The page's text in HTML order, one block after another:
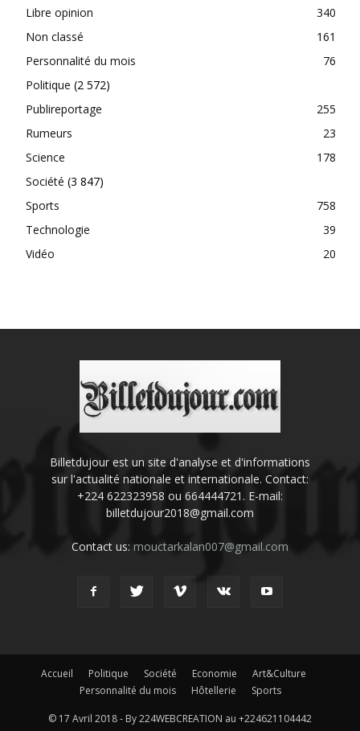
Libre opinion
340
Non classé
161
Personnalité du mois
76
Politique (2 572)
Publireportage
255
Rumeurs
23
Science
178
Société (3 847)
Sports
758
Technologie
39
Vidéo
20
Billetdujour est un site d'analyse et d'informations
sur l'actualité nationale et internationale. Contact:
+224 622323958 ou 664444721. E-mail:
billetdujour2018@gmail.com
Contact us: mouctarkalan007@gmail.com
Accueil Politique Société Economie
Art&Culture
Personnalité du mois
Hôtellerie Sports
© 17 Avril 2018 - By 224WEBCREATION au +224621104442